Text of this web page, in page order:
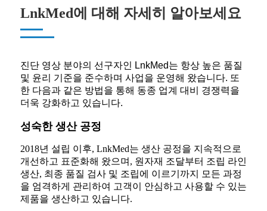
LnkMed에 대해 자세히 알아보세요
진단 영상 분야의 선구자인 LnkMed는 항상 높은 품질
및 윤리 기준을 준수하며 사업을 운영해 왔습니다. 또
한 다음과 같은 방법을 통해 동종 업계 대비 경쟁력을
더욱 강화하고 있습니다.
성숙한 생산 공정
2018년 설립 이후, LnkMed는 생산 공정을 지속적으로
개선하고 표준화해 왔으며, 원자재 조달부터 조립 라인
생산, 최종 품질 검사 및 조립에 이르기까지 모든 과정
을 엄격하게 관리하여 고객이 안심하고 사용할 수 있는
제품을 생산하고 있습니다.